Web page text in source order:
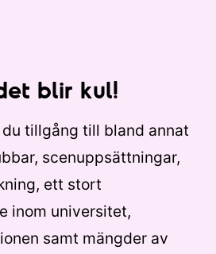
blir kul!
tillgång till bland annat
scenuppsättningar,
ett stort
inom universitet,
samt mängder av